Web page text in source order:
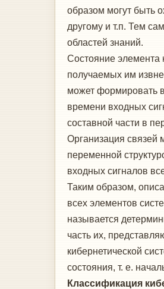
образом могут быть
другому и т.п. Тем
областей знаний.
Состояние элемента
получаемых им
может формировать
времени входных
составной части в
Организация связей
переменной
входных сигналов
Таким образом,
всех элементов
называется
часть их,
кибернетической
состояния, т. е.
Классификация